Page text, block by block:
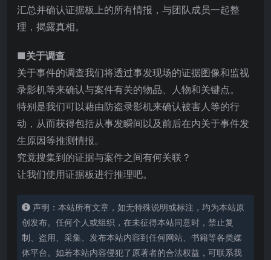
汇总并确认证据板上的所有情报，与团队成员一起整
理，揭露真相。
■关于调查
关于事件的调查我们将透过事发现场的证据图像和监视
录影机等来确认与案件有关的物品、人物和关键点。
特别是我们可以藉由防盗录影机来确认被害人等的行
动，从而获得包括从事发瞬间以及前后在内关于事件发
生原因等推测情报。
究竟搜集到的证据与案件之间有何关联？
让我们使用证据板进行推理吧。
声明：本站所有文章，如无特殊说明或标注，均为本站原
创发布。任何个人或组织，在未征得本站同意时，禁止复
制、盗用、采集、发布本站内容到任何网站、书籍等各类媒
体平台。如若本站内容侵犯了原著者的合法权益，可联系我